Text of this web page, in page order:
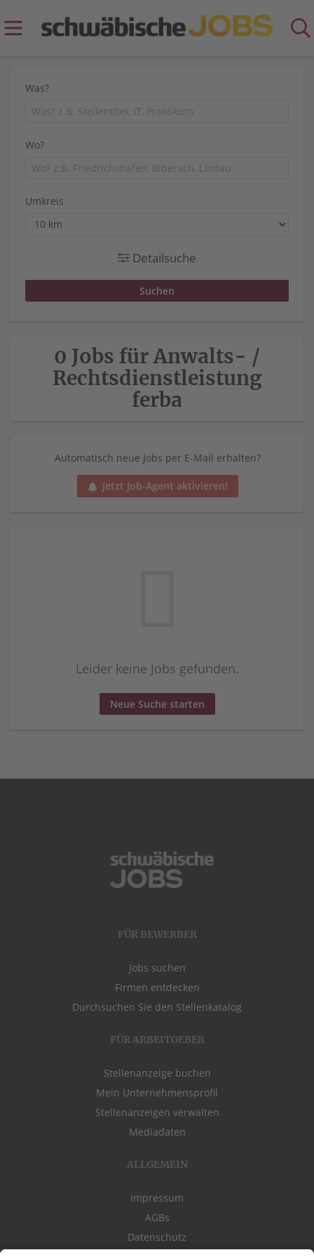
Was?
Wo?
Umkreis
Detailsuche
0 Jobs für Anwalts- /
Rechtsdienstleistung
ferba
Automatisch neue Jobs per E-Mail erhalten?
Jetzt Job-Agent aktivieren!
Leider keine Jobs gefunden.
Neue Suche starten
FÜR BEWERBER
Jobs suchen
Firmen entdecken
Durchsuchen Sie den Stellenkatalog
FÜR ARBEITGEBER
Stellenanzeige buchen
Mein Unternehmensprofil
Stellenanzeigen verwalten
Mediadaten
ALLGEMEIN
Impressum
AGBs
Datenschutz